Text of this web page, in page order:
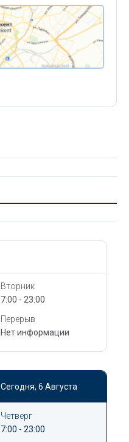
Вторник
7:00 - 23:00
Перерыв
Нет информации
Сегодня, 6 Августа
Четверг
7:00 - 23:00